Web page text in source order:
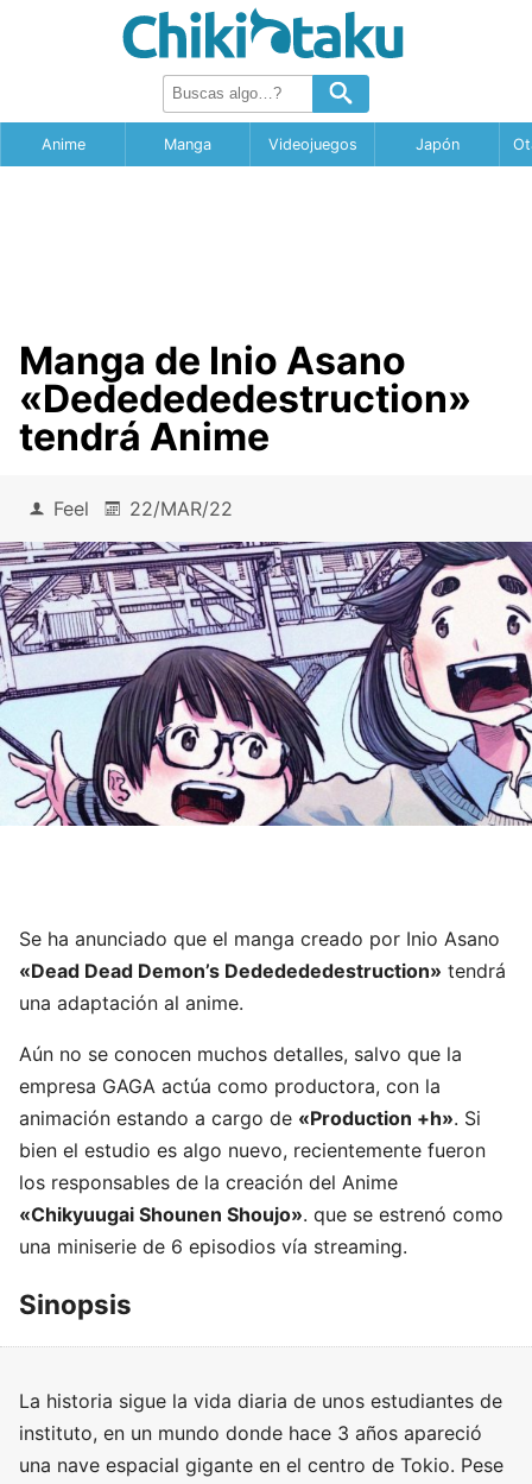
Anime Manga Videojuegos Japón
Manga de Inio Asano
«Dededededestruction»
tendrá Anime
Feel 22/MAR/22
Se ha anunciado que el manga creado por Inio Asano
«Dead Dead Demon’s Dededededestruction» tendrá
una adaptación al anime.
Aún no se conocen muchos detalles, salvo que la
empresa GAGA actúa como productora, con la
animación estando a cargo de «Production +h». Si
bien el estudio es algo nuevo, recientemente fueron
los responsables de la creación del Anime
«Chikyuugai Shounen Shoujo». que se estrenó como
una miniserie de 6 episodios vía streaming.
Sinopsis
La historia sigue la vida diaria de unos estudiantes de
instituto, en un mundo donde hace 3 años apareció
una nave espacial gigante en el centro de Tokio. Pese